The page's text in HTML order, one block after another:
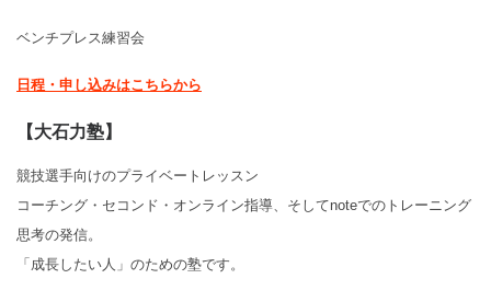
ベンチプレス練習会
日程・申し込みはこちらから
【大石力塾】
競技選手向けのプライベートレッスン
コーチング・セコンド・オンライン指導、そしてnoteでのトレーニング
思考の発信。
「成長したい人」のための塾です。